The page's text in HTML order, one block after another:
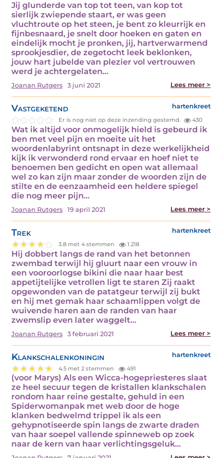
Jij glunderde van top tot teen, van kop tot
sierlijk zwiepende staart, er was geen
vluchtroute op het steen, je bent zo kleurrijk en
fijnbesnaard, je snelt door hoeken en gaten en
eindelijk mocht je pronken, jij, hartverwarmend
sprookjesdier, de zegetocht leek beklonken,
jouw hart jubelde van plezier vol vertrouwen
werd je achtergelaten…
Joanan Rutgers 3 juni 2021 Lees meer >
Vastgeketend hartenkreet
Er is nog niet op deze inzending gestemd. 430
Wat ik altijd voor onmogelijk hield is gebeurd ik
ben met veel pijn en moeite uit het
woordenlabyrint ontsnapt in deze werkelijkheid
kijk ik verwonderd rond ervaar en hoef niet te
benoemen ben gedicht en open wat allemaal
wel zo kan zijn maar zonder de woorden zijn de
stilte en de eenzaamheid een heldere spiegel
die nog meer pijn…
Joanan Rutgers 19 april 2021 Lees meer >
Trek hartenkreet
3.8 met 4 stemmen 1.218
Hij dobbert langs de rand van het betonnen
zwembad terwijl hij gluurt naar een vrouw in
een vooroorlogse bikini die naar haar best
appetijtelijke vetrollen ligt te staren Zij raakt
opgewonden van de patatgeur terwijl zij bukt
en hij met gemak haar schaamlippen volgt de
wuivende haren aan de randen van haar
zwemslip even later waggelt…
Joanan Rutgers 3 februari 2021 Lees meer >
Klankschalenkoningin hartenkreet
4.5 met 2 stemmen 491
(voor Marys) Als een Wicca-hogepriesteres slaat
ze heel secuur tegen de kristallen klankschalen
rondom haar reine gestalte, gehuld in een
Spiderwomanpak met web door de hoge
klanken bedwelmd trippel ik als een
gehypnotiseerde spin langs de zwarte draden
van haar soepel vallende spinneweb op zoek
naar de kern van haar verlichtingsgeluk…